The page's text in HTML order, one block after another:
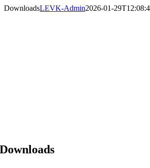
Zum
DownloadsLEVK-Admin2026-01-
Downloads